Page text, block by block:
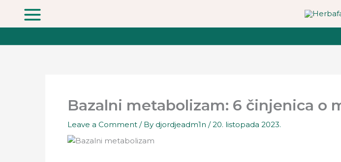
content
Bazalni metabolizam: 6 činjenica o
Leave a Comment / By djordjeadm1n /20. listopada 2023.